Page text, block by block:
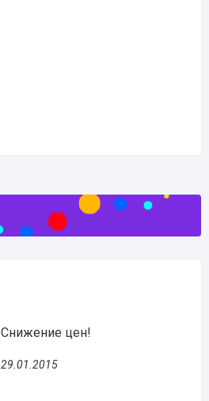
Снижение цен!
29.01.2015